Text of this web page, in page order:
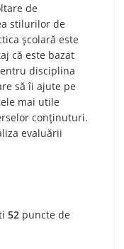
de
stilurilor de
școlară este
că este bazat
disciplina
să îi ajute pe
mai utile
conținuturi.
evaluării
52 puncte de